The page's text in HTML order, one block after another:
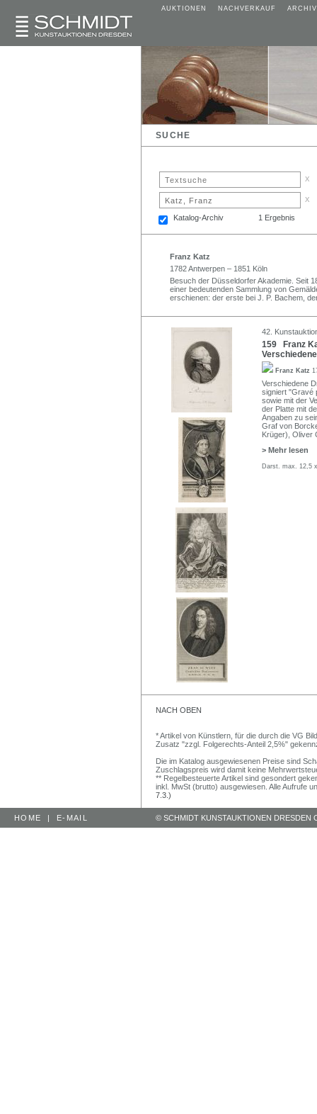
AUKTIONEN NACHVERKAUF ARCHIV
SUCHE
x
x
Katalog-Archiv 1 Ergebnis
Franz Katz
1782 Antwerpen – 1851 Köln
Besuch der Düsseldorfer Akademie. Seit
einer bedeutenden Sammlung von
erschienen: der erste bei J. P. Bachem,
42.
159 Franz
Franz Katz
Verschiedene
signiert "Gravé
sowie mit der
der Platte mit
Angaben zu
Graf von
Krüger), Oliver
> Mehr lesen
Darst. max. 12,5
NACH OBEN
* Artikel von Künstlern, für die durch die VG
Zusatz "zzgl. Folgerechts-Anteil 2,5%"
Die im Katalog ausgewiesenen Preise sind
Zuschlagspreis wird damit keine
** Regelbesteuerte Artikel sind gesondert
inkl. MwSt (brutto) ausgewiesen. Alle Aufrufe
7.3.)
HOME | E-MAIL © SCHMIDT KUNSTAUKTIONEN DRESDEN